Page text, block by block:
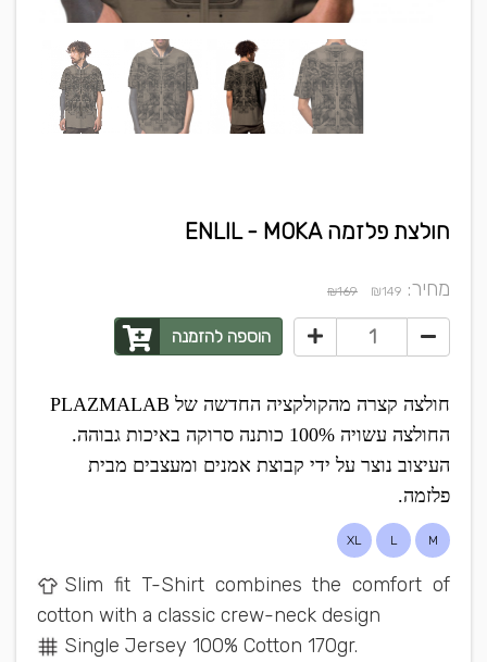
חולצת פלזמה ENLIL - MOKA
מחיר: ₪149
₪169
הוספה להזמנה
חולצה קצרה מהקולקציה החדשה של PLAZMALAB
החולצה עשויה 100% כותנה סרוקה באיכות גבוהה.
העיצוב נוצר על ידי קבוצת אמנים ומעצבים מבית
פלזמה.
M
L
XL
Slim fit T-Shirt combines the comfort of
cotton with a classic crew-neck design
Single Jersey 100% Cotton 170gr.